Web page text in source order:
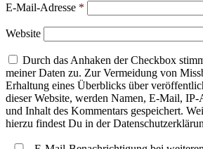
E-Mail-Adresse *
Website
Durch das Anhaken der Checkbox
meiner Daten zu. Zur Vermeidung von
Erhaltung eines Überblicks über
dieser Website, werden Namen, E-Mail, IP-
und Inhalt des Kommentars gespeichert.
hierzu findest Du in der